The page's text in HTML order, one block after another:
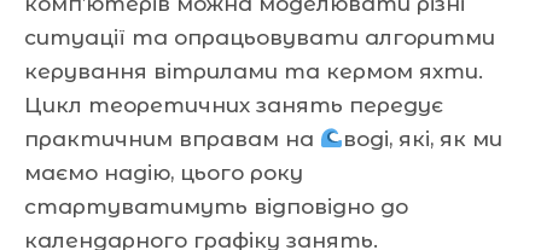
ситуації та опрацьовувати алгоритми
керування вітрилами та кермом яхти.
Цикл теоретичних занять передує
практичним вправам на
воді, які, як ми
маємо надію, цього року
стартуватимуть відповідно до
календарного графіку занять.